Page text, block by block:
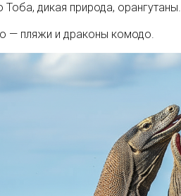
дикая природа, орангутаны.
— пляжи и драконы комодо.